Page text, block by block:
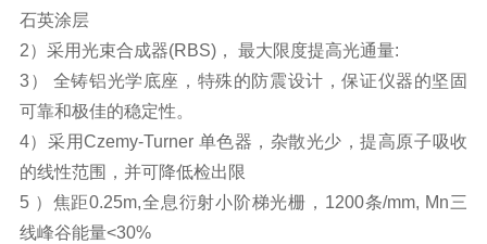
石英涂层
2）采用光束合成器(RBS)， 最大限度提高光通量:
3） 全铸铝光学底座，特殊的防震设计，保证仪器的坚固
可靠和极佳的稳定性。
4）采用Czemy-Turner 单色器，杂散光少，提高原子吸收
的线性范围，并可降低检出限
5 ）焦距0.25m,全息衍射小阶梯光栅，1200条/mm, Mn三
线峰谷能量<30%